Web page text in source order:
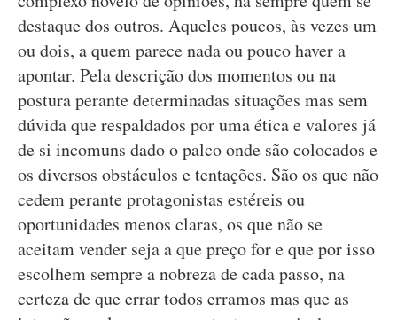
destaque dos outros. Aqueles poucos, às vezes um
ou dois, a quem parece nada ou pouco haver a
apontar. Pela descrição dos momentos ou na
postura perante determinadas situações mas sem
dúvida que respaldados por uma ética e valores já
de si incomuns dado o palco onde são colocados e
os diversos obstáculos e tentações. São os que não
cedem perante protagonistas estéreis ou
oportunidades menos claras, os que não se
aceitam vender seja a que preço for e que por isso
escolhem sempre a nobreza de cada passo, na
certeza de que errar todos erramos mas que as